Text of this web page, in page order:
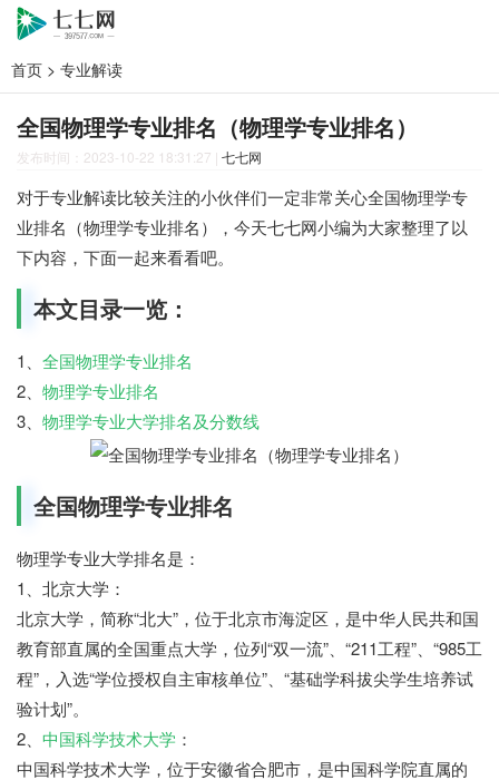
首页 > 专业解读
全国物理学专业排名（物理学专业排名）
发布时间：2023-10-22 18:31:27 | 七七网
对于专业解读比较关注的小伙伴们一定非常关心全国物理学专
业排名（物理学专业排名），今天七七网小编为大家整理了以
下内容，下面一起来看看吧。
本文目录一览：
1、 全国物理学专业排名
2、 物理学专业排名
3、 物理学专业大学排名及分数线
全国物理学专业排名
物理学专业大学排名是：
1、北京大学：
北京大学，简称“北大”，位于北京市海淀区，是中华人民共和国
教育部直属的全国重点大学，位列“双一流”、“211工程”、“985工
程”，入选“学位授权自主审核单位”、“基础学科拔尖学生培养试
验计划”。
2、 中国科学技术大学 ：
中国科学技术大学，位于安徽省合肥市，是中国科学院直属的